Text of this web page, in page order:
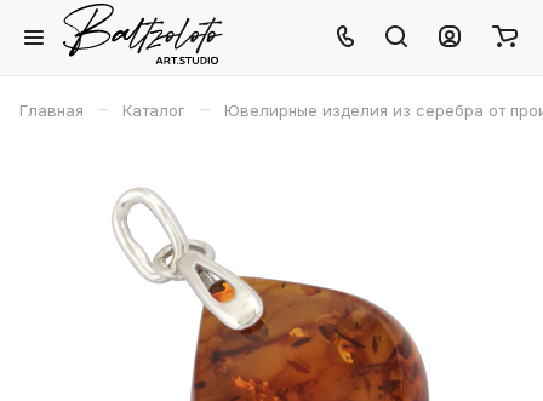
Главная – Каталог – Ювелирные изделия из серебра от